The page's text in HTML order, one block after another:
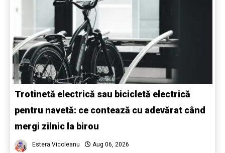
Trotinetă electrică sau bicicletă electrică
pentru navetă: ce contează cu adevărat când
mergi zilnic la birou
Estera Vicoleanu Aug 06, 2026